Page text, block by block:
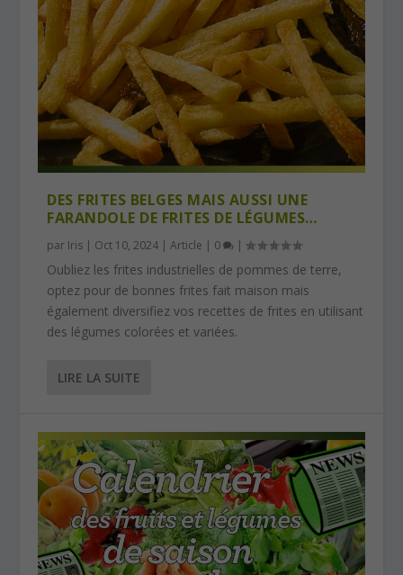
DES FRITES BELGES MAIS AUSSI UNE
FARANDOLE DE FRITES DE LÉGUMES…
par Iris Oct 10, 2024 |Article 0
Oubliez les frites industrielles de pommes de terre,
optez pour de bonnes frites fait maison mais
également diversifiez vos recettes de frites en utilisant
des légumes colorées et variées.
LIRE LA SUITE